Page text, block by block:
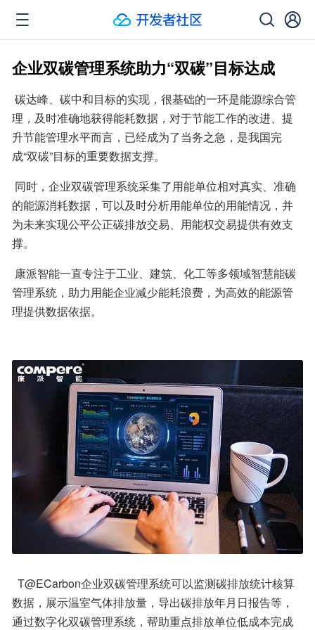
企业双碳管理系统助力“双碳”目标达成
理，及时准确地获得能耗数据，对于节能工作的改进、提
升节能管理水平而言，已经成为了当务之急，是我国完
成“双碳”目标的重要数据支撑。
的能源消耗数据，可以及时分析用能单位的用能情况，并
为未来实现公平公正碳排放交易、用能权交易提供有效支
撑。
管理系统，助力用能企业减少能耗浪费，为高效的能源管
理提供数据依据。
数据，展示温室气体排放量，导出碳排放年月日报告等，
通过数字化双碳管理系统，帮助重点排放单位低成本完成